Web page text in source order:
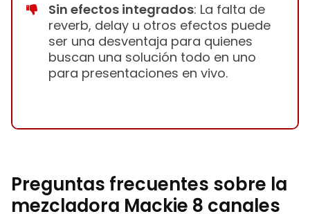
Sin efectos integrados: La falta de
reverb, delay u otros efectos puede
ser una desventaja para quienes
buscan una solución todo en uno
para presentaciones en vivo.
Preguntas frecuentes sobre la
mezcladora Mackie 8 canales